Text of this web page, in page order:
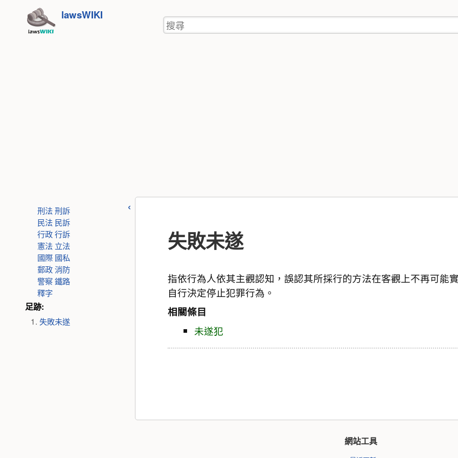
lawsWIKI
用
者
搜
尋
刑法刑訴
民法 民訴
行政行訴
憲法 立法
國際 國私
郵政消防
警察鐵路
釋字
足跡:
失敗未遂
失敗未遂
指依行為人依其主觀認知，誤認其所採行的方法在客觀上不再可能
自行決定停止犯罪行為。
相關條目
未遂犯
網站工具